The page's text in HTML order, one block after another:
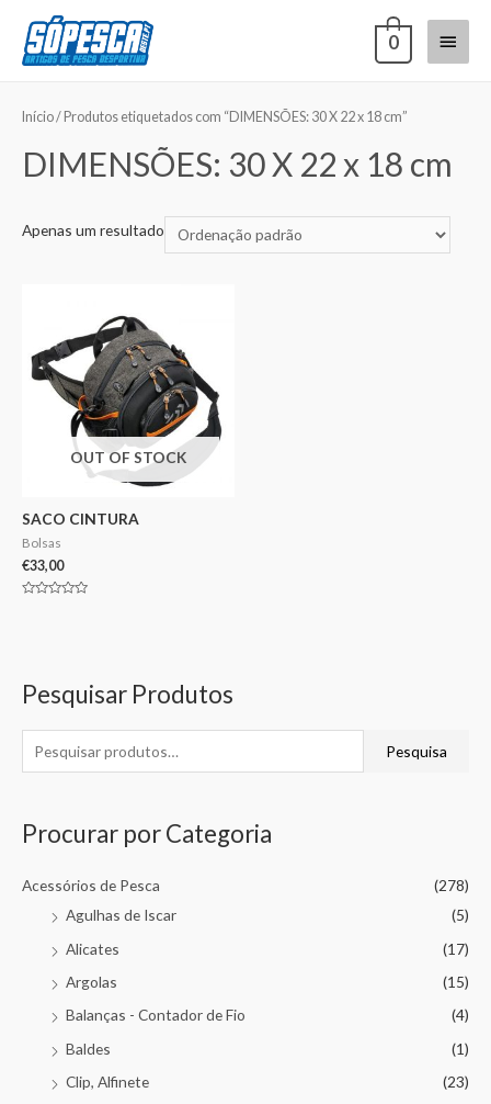
0
Pesquisar Produtos
Pesquisa
Procurar por Categoria
Acessórios de Pesca
(278)
Agulhas de Iscar
(5)
Alicates
(17)
Argolas
(15)
Balanças - Contador de Fio
(4)
Baldes
(1)
Clip, Alfinete
(23)
Início/ Produtos etiquetados com “DIMENSÕES: 30 X 22 x 18 cm”
DIMENSÕES: 30 X 22 x 18 cm
Apenas um resultado
OUT OF STOCK
SACO CINTURA
Bolsas
€33,00